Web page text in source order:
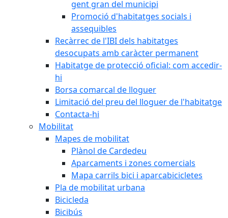
gent gran del municipi
Promoció d'habitatges socials i
assequibles
Recàrrec de l'IBI dels habitatges
desocupats amb caràcter permanent
Habitatge de protecció oficial: com accedir-
hi
Borsa comarcal de lloguer
Limitació del preu del lloguer de l'habitatge
Contacta-hi
Mobilitat
Mapes de mobilitat
Plànol de Cardedeu
Aparcaments i zones comercials
Mapa carrils bici i aparcabicicletes
Pla de mobilitat urbana
Bicicleda
Bicibús